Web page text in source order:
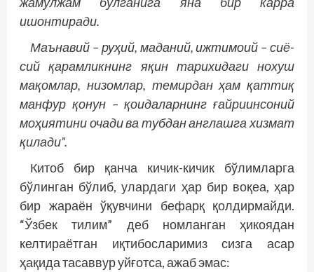
ишонтиради.
Маънавий – руҳий, маданий, ижтимоий – сиё­
сий қарамликнинг яқин тарихидаги нохуш
мақомлар, низомлар, темирдан ҳам қаттиқ
манфур қонун – қоидаларнинг ғайриинсоний
моҳиятини очади ва тубдан англашга хизмат
қилади”.
Китоб бир қанча кичик-кичик бўлимларга
бўлинган бўлиб, улардаги ҳар бир воқеа, ҳар
бир жараён ўқувчини бефарқ қолдирмайди.
“Ўзбек тилим” деб номланган ҳикоядан
келтираётган иқтибосларимиз сизга асар
ҳақида тасаввур уйғотса, ажаб эмас: